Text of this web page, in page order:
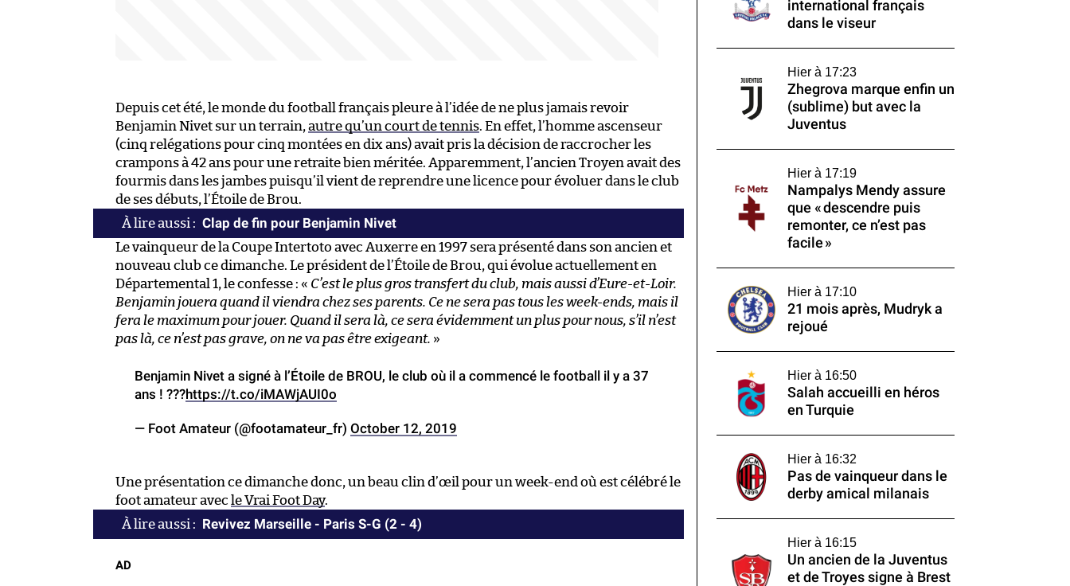
Depuis cet été, le monde du football français pleure à l’idée de ne plus jamais revoir
Benjamin Nivet sur un terrain, autre qu’un court de tennis. En effet, l’homme ascenseur
(cinq relégations pour cinq montées en dix ans) avait pris la décision de raccrocher les
crampons à 42 ans pour une retraite bien méritée. Apparemment, l’ancien Troyen avait des
fourmis dans les jambes puisqu’il vient de reprendre une licence pour évoluer dans le club
de ses débuts, l’Étoile de Brou.
Clap de fin pour Benjamin Nivet
Le vainqueur de la Coupe Intertoto avec Auxerre en 1997 sera présenté dans son ancien et
nouveau club ce dimanche. Le président de l’Étoile de Brou, qui évolue actuellement en
Départemental 1, le confesse : « C’est le plus gros transfert du club, mais aussi d’Eure-et-Loir.
Benjamin jouera quand il viendra chez ses parents. Ce ne sera pas tous les week-ends, mais il
fera le maximum pour jouer. Quand il sera là, ce sera évidemment un plus pour nous, s’il n’est
pas là, ce n’est pas grave, on ne va pas être exigeant. »
Benjamin Nivet a signé à l’Étoile de BROU, le club où il a commencé le football il y a 37
ans ! ???https://t.co/iMAWjAUI0o
— Foot Amateur (@footamateur_fr) October 12, 2019
Une présentation ce dimanche donc, un beau clin d’œil pour un week-end où est célébré le
foot amateur avec le Vrai Foot Day.
Revivez Marseille - Paris S-G (2 - 4)
AD
international français
dans le viseur
Hier à 17:23
Zhegrova marque enfin un
(sublime) but avec la
Juventus
Hier à 17:19
Nampalys Mendy assure
que « descendre puis
remonter, ce n’est pas
facile »
Hier à 17:10
21 mois après, Mudryk a
rejoué
Hier à 16:50
Salah accueilli en héros
en Turquie
Hier à 16:32
Pas de vainqueur dans le
derby amical milanais
Hier à 16:15
Un ancien de la Juventus
et de Troyes signe à Brest